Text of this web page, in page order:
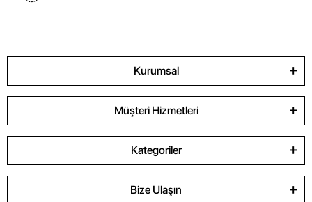
Kurumsal
Müşteri Hizmetleri
Kategoriler
Bize Ulaşın